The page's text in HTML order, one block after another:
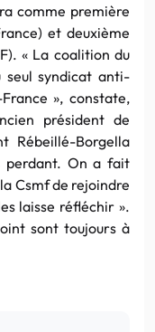
comme première
et deuxième
« La coalition du
seul syndicat anti-
», constate,
président de
Rébeillé-Borgella
perdant. On a fait
Csmf de rejoindre
laisse réfléchir ».
sont toujours à